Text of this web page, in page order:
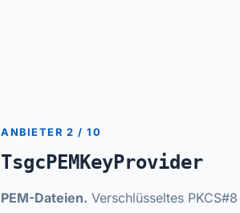
ANBIETER 2 / 10
TsgcPEMKeyProvider
PEM-Dateien. Verschlüsseltes